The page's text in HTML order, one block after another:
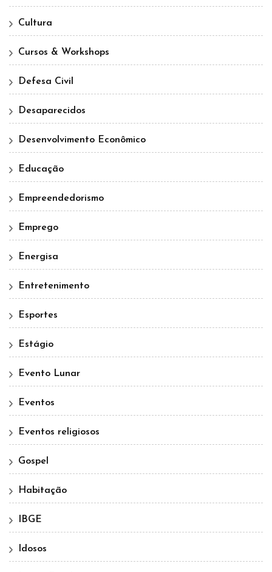
Cultura
Cursos & Workshops
Defesa Civil
Desaparecidos
Desenvolvimento Econômico
Educação
Empreendedorismo
Emprego
Energisa
Entretenimento
Esportes
Estágio
Evento Lunar
Eventos
Eventos religiosos
Gospel
Habitação
IBGE
Idosos